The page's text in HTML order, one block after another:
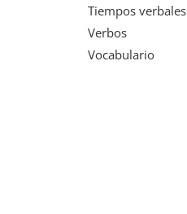
Tiempos verbales
Verbos
Vocabulario